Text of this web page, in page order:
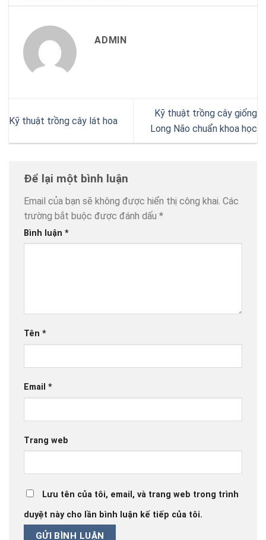
ADMIN
Kỹ thuật trồng cây lát hoa
Kỹ thuật trồng cây giống
Long Não chuẩn khoa học
Để lại một bình luận
Email của bạn sẽ không được hiển thị công khai. Các
trường bắt buộc được đánh dấu *
Bình luận *
Tên *
Email *
Trang web
Lưu tên của tôi, email, và trang web trong trình
duyệt này cho lần bình luận kế tiếp của tôi.